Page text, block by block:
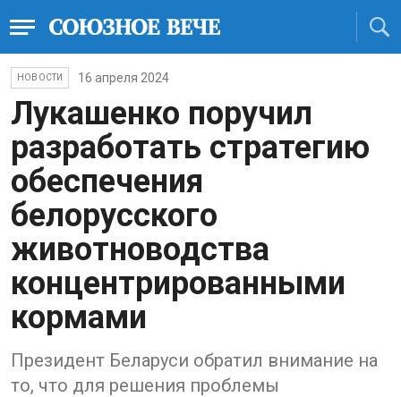
НОВОСТИ 16 апреля 2024
Лукашенко поручил
разработать стратегию
обеспечения
белорусского
животноводства
концентрированными
кормами
Президент Беларуси обратил внимание на
то, что для решения проблемы